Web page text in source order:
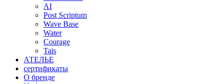
AI
Post Scriptum
Wave Base
Water
Courage
Tais
АТЕЛЬЕ
сертификаты
О бренде